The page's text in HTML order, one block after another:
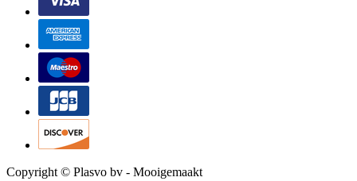
Copyright © Plasvo bv - Mooigemaakt